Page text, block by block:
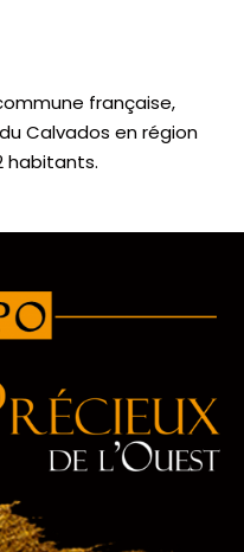
française,
Calvados en région
habitants.